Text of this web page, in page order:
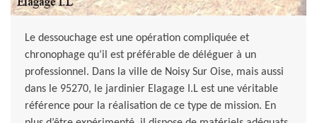
Le dessouchage est une opération compliquée et
chronophage qu’il est préférable de déléguer à un
professionnel. Dans la ville de Noisy Sur Oise, mais aussi
dans le 95270, le jardinier Elagage I.L est une véritable
référence pour la réalisation de ce type de mission. En